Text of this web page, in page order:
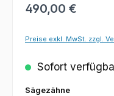
Regulärer Preis:
490,00 €
Preise exkl. MwSt. zzgl.
Sofort
Sägezähneauswählen